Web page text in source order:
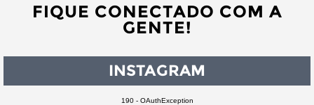
FIQUE CONECTADO COM A
GENTE!
INSTAGRAM
190 - OAuthException